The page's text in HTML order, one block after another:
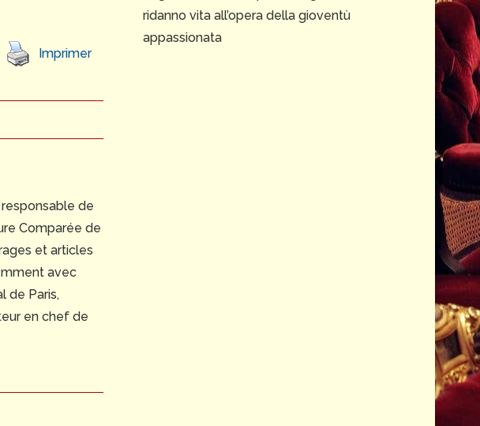
Imprimer
de
Comparée de
et articles
avec
de Paris,
en chef de
ridanno vita all’opera della gioventù
appassionata